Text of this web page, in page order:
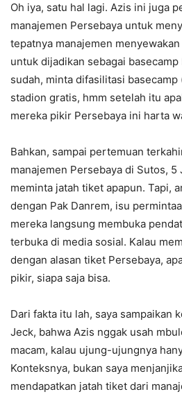
Oh iya, satu hal lagi. Azis ini juga
manajemen Persebaya untuk
tepatnya manajemen
untuk dijadikan sebagai
sudah, minta difasilitasi
stadion gratis, hmm setelah itu
mereka pikir Persebaya ini harta
Bahkan, sampai pertemuan
manajemen Persebaya di Sutos,
meminta jatah tiket apapun. Tapi,
dengan Pak Danrem, isu
mereka langsung membuka
terbuka di media sosial. Kalau
dengan alasan tiket Persebaya,
pikir, siapa saja bisa.
Dari fakta itu lah, saya sampaikan
Jeck, bahwa Azis nggak usah
macam, kalau ujung-ujungnya
Konteksnya, bukan saya
mendapatkan jatah tiket dari